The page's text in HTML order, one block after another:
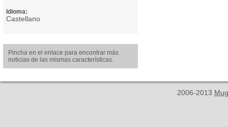
Idioma:
Castellano
Pincha en el enlace para encontrar más
noticias de las mismas características.
2006-2013